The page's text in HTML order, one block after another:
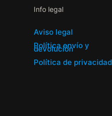
Info legal
Aviso legal
Política envío y
devolución
Política de privacidad